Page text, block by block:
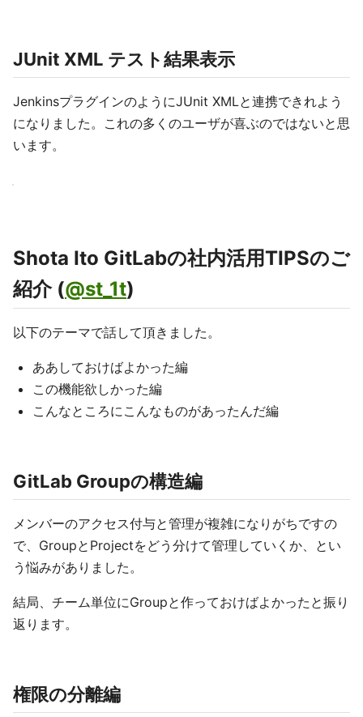
JUnit XML テスト結果表示
JenkinsプラグインのようにJUnit XMLと連携できれよう
になりました。これの多くのユーザが喜ぶのではないと思
います。
Shota Ito GitLabの社内活用TIPSのご
紹介 (@st_1t)
以下のテーマで話して頂きました。
ああしておけばよかった編
この機能欲しかった編
こんなところにこんなものがあったんだ編
GitLab Groupの構造編
メンバーのアクセス付与と管理が複雑になりがちですの
で、GroupとProjectをどう分けて管理していくか、とい
う悩みがありました。
結局、チーム単位にGroupと作っておけばよかったと振り
返ります。
権限の分離編